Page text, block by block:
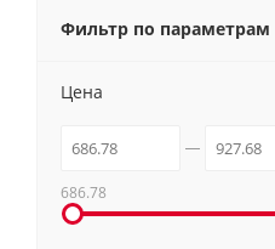
Фильтр по параметрам
Цена
686.78